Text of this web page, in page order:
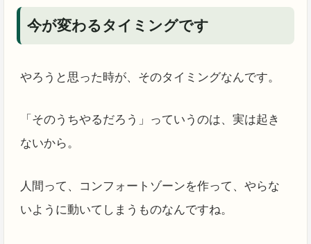
今が変わるタイミングです
やろうと思った時が、そのタイミングなんです。
「そのうちやるだろう」っていうのは、実は起き
ないから。
人間って、コンフォートゾーンを作って、やらな
いように動いてしまうものなんですね。